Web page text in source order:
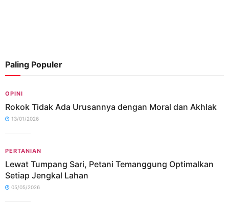
Paling Populer
OPINI
Rokok Tidak Ada Urusannya dengan Moral dan Akhlak
13/01/2026
PERTANIAN
Lewat Tumpang Sari, Petani Temanggung Optimalkan
Setiap Jengkal Lahan
05/05/2026